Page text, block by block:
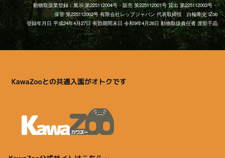
動物取扱業登録：展示 第225112004号・販売 第225112001号 貸出 第225112003号・
保管 第225112002号 有限会社レップジャパン 代表取締役 白輪剛史 iZoo
登録年月日 平成24年4月27日 有効期間末日 令和9年4月26日 動物取扱責任者 渡部千晶